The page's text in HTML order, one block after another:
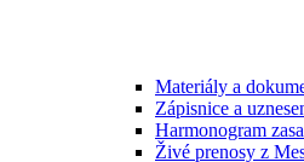
Materiály a
Zápisnice a
Harmonogram
Živé prenosy z